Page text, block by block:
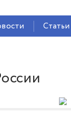
м/с Статьи